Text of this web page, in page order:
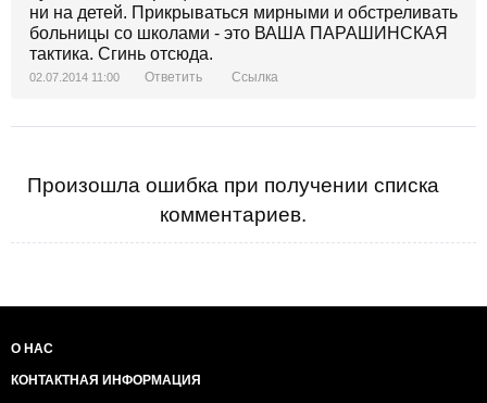
ни на детей. Прикрываться мирными и обстреливать
больницы со школами - это ВАША ПАРАШИНСКАЯ
тактика. Сгинь отсюда.
02.07.2014 11:00 Ответить Ссылка
Произошла ошибка при получении списка
комментариев.
О НАС
КОНТАКТНАЯ ИНФОРМАЦИЯ